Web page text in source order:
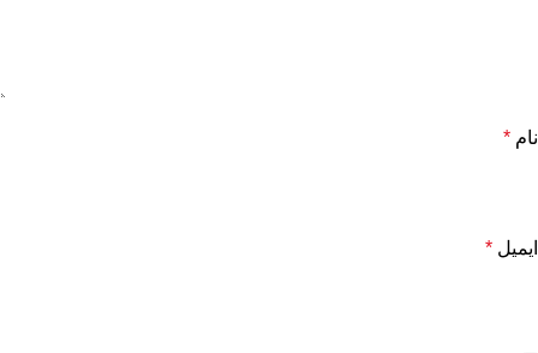
نام *
ایمیل *